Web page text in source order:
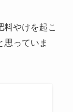
料やけを起こ
思っていま